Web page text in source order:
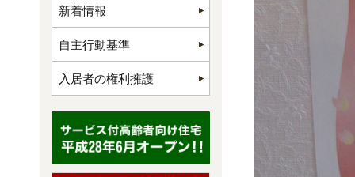
新着情報
自主行動基準
入居者の権利擁護